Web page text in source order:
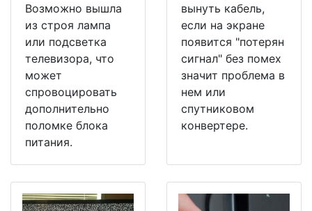
Возможно вышла
из строя лампа
или подсветка
телевизора, что
может
спровоцировать
дополнительно
поломке блока
питания.
вынуть кабель,
если на экране
появится "потерян
сигнал" без помех
значит проблема в
нем или
спутниковом
конвертере.